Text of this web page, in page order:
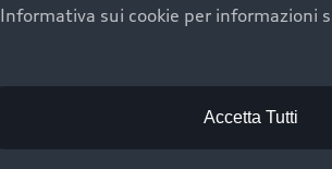
di piùsui cookie per informazioni
Accetta Tutti